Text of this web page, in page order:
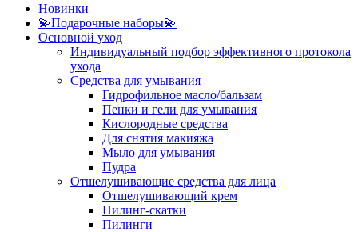
Новинки
💫Подарочные наборы💫
Основной уход
Индивидуальный подбор эффективного протокола
ухода
Средства для умывания
Гидрофильное масло/бальзам
Пенки и гели для умывания
Кислородные средства
Для снятия макияжа
Мыло для умывания
Пудра
Отшелушивающие средства для лица
Отшелушивающий крем
Пилинг-скатки
Пилинги